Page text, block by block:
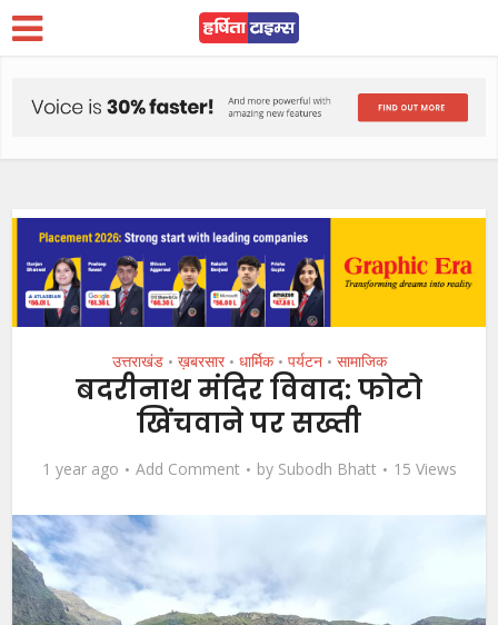
उत्तराखंड • ख़बरसार • धार्मिक • पर्यटन • सामाजिक
बदरीनाथ मंदिर विवाद: फोटो
खिंचवाने पर सख्ती
1 year ago Add Comment by Subodh Bhatt 15 Views